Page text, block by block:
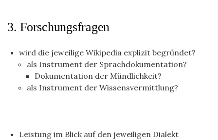
3. Forschungsfragen
wird die jeweilige Wikipedia explizit begründet?
als Instrument der Sprachdokumentation?
Dokumentation der Mündlichkeit?
als Instrument der Wissensvermittlung?
Leistung im Blick auf den jeweiligen Dialekt